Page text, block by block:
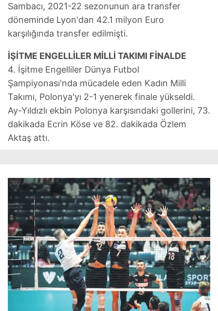
Sambacı, 2021-22 sezonunun ara transfer
döneminde Lyon'dan 42.1 milyon Euro
karşılığında transfer edilmişti.
İŞİTME ENGELLİLER MİLLİ TAKIMI FİNALDE
4. İşitme Engelliler Dünya Futbol
Şampiyonası'nda mücadele eden Kadın Milli
Takımı, Polonya'yı 2-1 yenerek finale yükseldi.
Ay-Yıldızlı ekbin Polonya karşısındaki gollerini, 73.
dakikada Ecrin Köse ve 82. dakikada Özlem
Aktaş attı.